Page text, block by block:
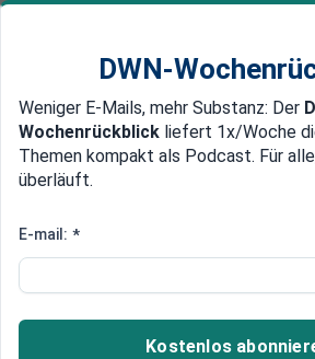
Newsticker MEIN DWN:
Edelmetalle DWN-Magazin
Krankenkassen: Wenig
Patientenakte
DWN-
Weniger E-Mails, mehr Substanz: Der
Wochenrückblick liefert 1x/Woche
Themen kompakt als Podcast. Für
überläuft.
E-mail: *
Kostenlos